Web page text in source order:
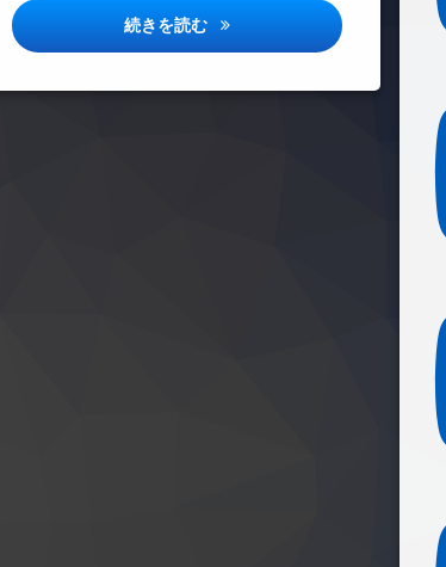
続きを読む 講演とシンポジウムのお知らせ